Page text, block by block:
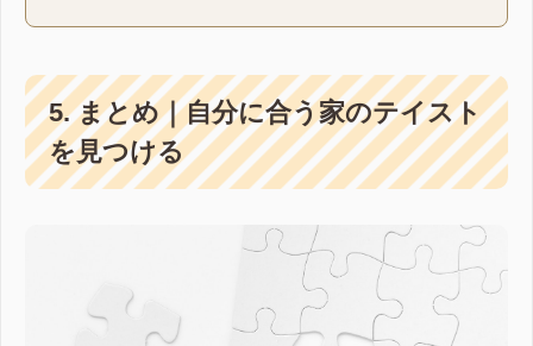
りのコツを紹介。
5. まとめ｜自分に合う家のテイスト
を見つける